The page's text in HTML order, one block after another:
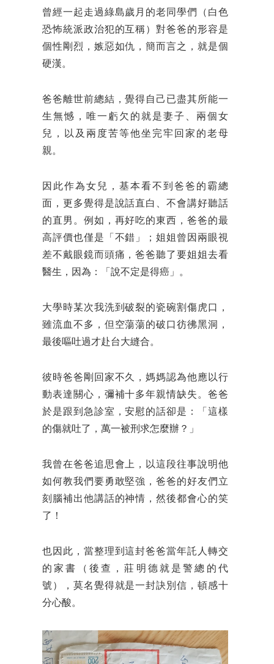
曾經一起走過綠島歲月的老同學們（白色
恐怖統派政治犯的互稱）對爸爸的形容是
個性剛烈，嫉惡如仇，簡而言之，就是個
硬漢。
爸爸離世前總結，覺得自己已盡其所能一
生無憾，唯一虧欠的就是妻子、兩個女
兒，以及兩度苦等他坐完牢回家的老母
親。
因此作為女兒，基本看不到爸爸的霸總
面，更多覺得是說話直白、不會講好聽話
的直男。例如，再好吃的東西，爸爸的最
高評價也僅是「不錯」；姐姐曾因兩眼視
差不戴眼鏡而頭痛，爸爸聽了要姐姐去看
醫生，因為：「說不定是得癌」。
大學時某次我洗到破裂的瓷碗割傷虎口，
雖流血不多，但空蕩蕩的破口彷彿黑洞，
最後嘔吐過才赴台大縫合。
彼時爸爸剛回家不久，媽媽認為他應以行
動表達關心，彌補十多年親情缺失。爸爸
於是跟到急診室，安慰的話卻是：「這樣
的傷就吐了，萬一被刑求怎麼辦？」
我曾在爸爸追思會上，以這段往事說明他
如何教我們要勇敢堅強，爸爸的好友們立
刻腦補出他講話的神情，然後都會心的笑
了！
也因此，當整理到這封爸爸當年託人轉交
的家書（後查，莊明德就是警總的代
號），莫名覺得就是一封訣別信，頓感十
分心酸。